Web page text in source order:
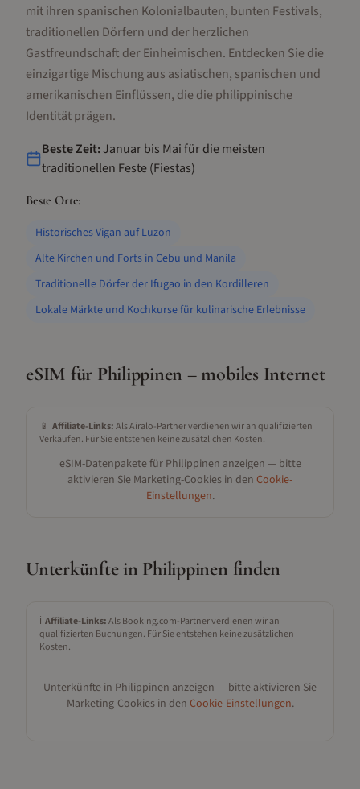
mit ihren spanischen Kolonialbauten, bunten Festivals,
traditionellen Dörfern und der herzlichen
Gastfreundschaft der Einheimischen. Entdecken Sie die
einzigartige Mischung aus asiatischen, spanischen und
amerikanischen Einflüssen, die die philippinische
Identität prägen.
Beste Zeit:Januar bis Mai für die meisten
traditionellen Feste (Fiestas)
Beste Orte:
Historisches Vigan auf Luzon
Alte Kirchen und Forts in Cebu und Manila
Traditionelle Dörfer der Ifugao in den Kordilleren
Lokale Märkte und Kochkurse für kulinarische Erlebnisse
eSIM für Philippinen – mobiles Internet
📱 Affiliate-Links:Als Airalo-Partner verdienen wir an qualifizierten
Verkäufen. Für Sie entstehen keine zusätzlichen Kosten.
eSIM-Datenpakete für Philippinen anzeigen — bitte
aktivieren Sie Marketing-Cookies in den Cookie-
Einstellungen.
Unterkünfte in Philippinen finden
ℹ️ Affiliate-Links:Als Booking.com-Partner verdienen wir an
qualifizierten Buchungen. Für Sie entstehen keine zusätzlichen
Kosten.
Unterkünfte in Philippinen anzeigen — bitte aktivieren Sie
Marketing-Cookies in den Cookie-Einstellungen.